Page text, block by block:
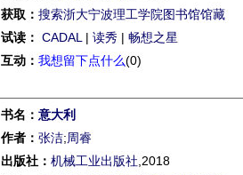
获取： 搜索浙大宁波理工学院图书馆馆藏
试读： CADAL | 读秀 | 畅想之星
互动： 我想留下点什么(0)
书名： 意大利
作者： 张洁;周睿
出版社： 机械工业出版社 ,2018